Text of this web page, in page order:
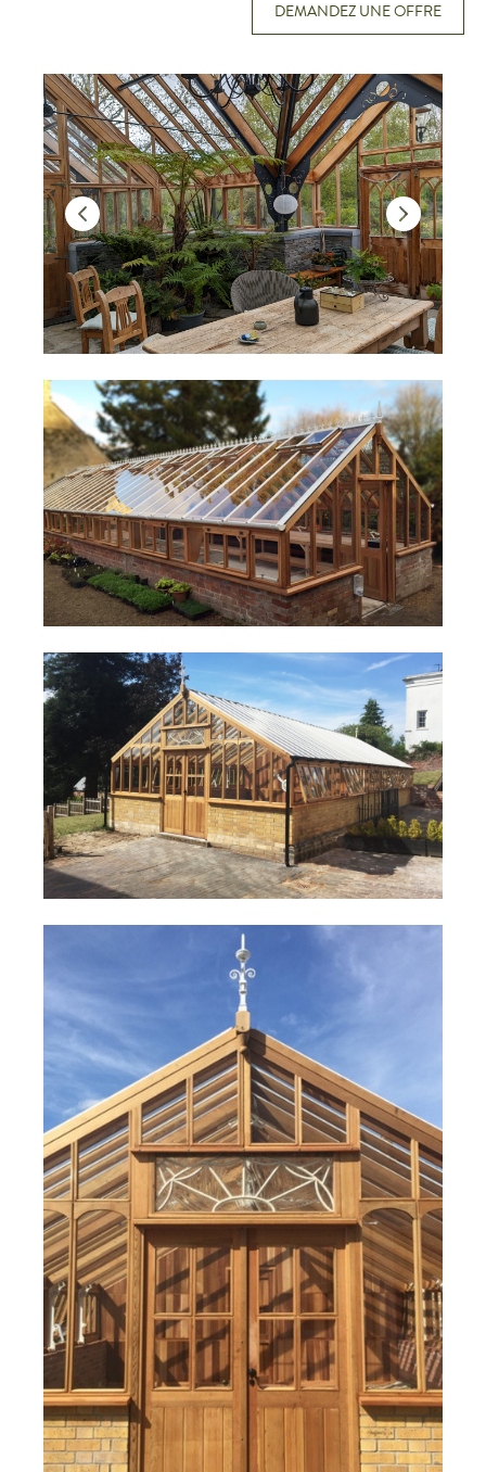
DEMANDEZ UNE OFFRE
Précédent Suivant